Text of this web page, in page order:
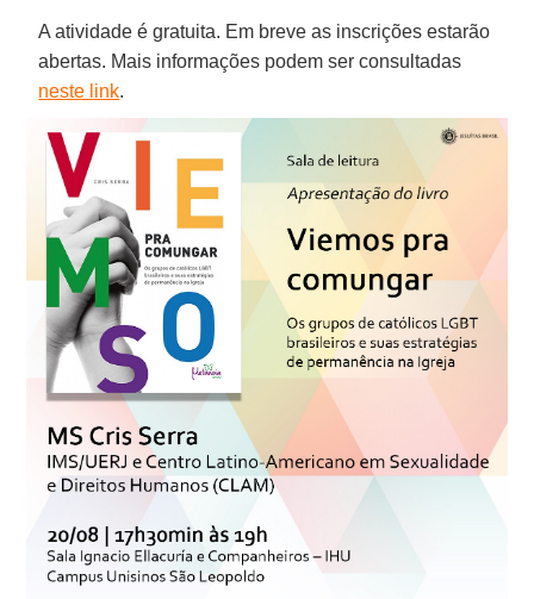
A atividade é gratuita. Em breve as inscrições estarão
abertas. Mais informações podem ser consultadas
neste link.